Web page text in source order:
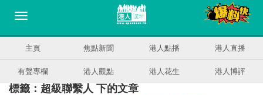
主頁 焦點新聞 港人點播 港人直播
有聲專欄 港人觀點 港人花生 港人博評
標籤：超級聯繫人 下的文章